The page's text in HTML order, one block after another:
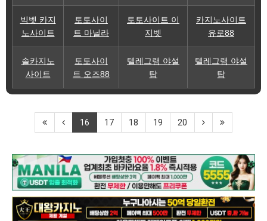
빅벳 카지
노사이트
토토사이
트 마닐라
토토사이트 이
지벳
카지노사이트
유로88
솔카지노
사이트
토토사이
트 오즈88
텔레그램 야설
탑
텔레그램 야설
탑
16 17 18 19 20